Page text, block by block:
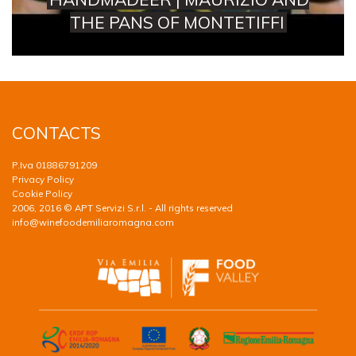
THE PANS OF MONTETIFFI
CONTACTS
P.Iva 01886791209
Privacy Policy
Cookie Policy
2006, 2016 © APT Servizi S.r.l. - All rights reserved
info@winefoodemiliaromagna.com